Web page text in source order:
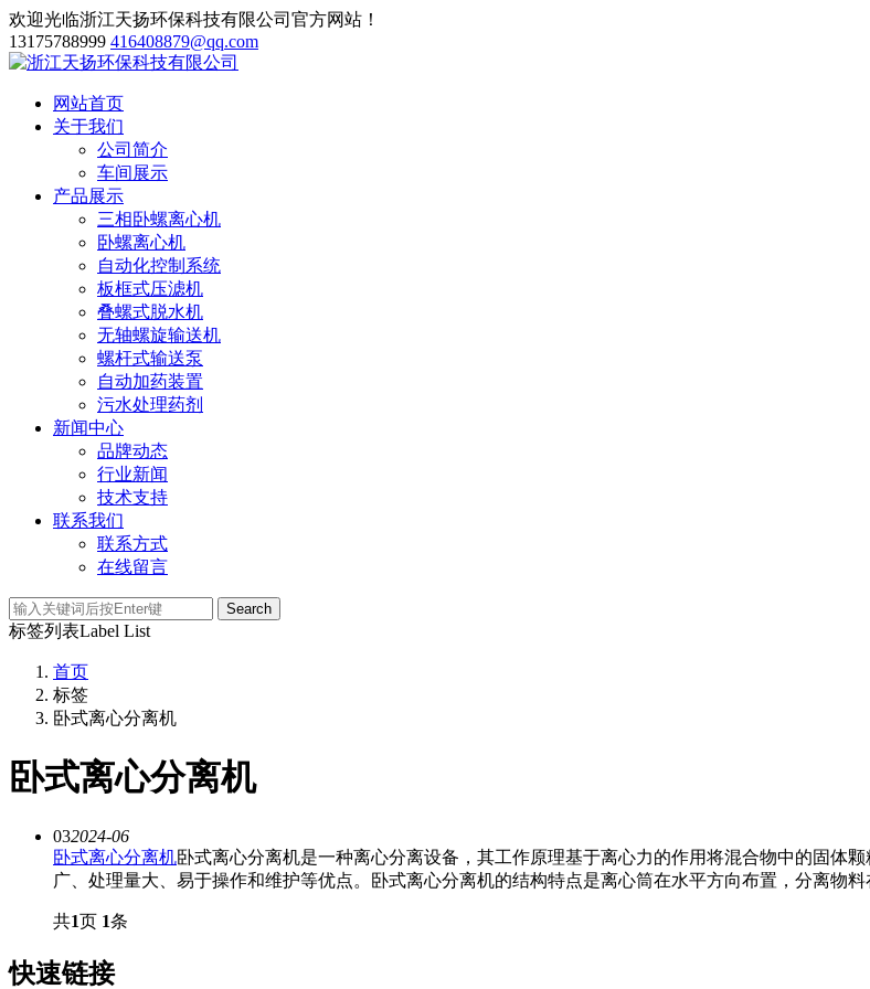
欢迎光临浙江天扬环保科技有限公司官方网站！
13175788999 416408879@qq.com
网站首页
关于我们
公司简介
车间展示
产品展示
三相卧螺离心机
卧螺离心机
自动化控制系统
板框式压滤机
叠螺式脱水机
无轴螺旋输送机
螺杆式输送泵
自动加药装置
污水处理药剂
新闻中心
品牌动态
行业新闻
技术支持
联系我们
联系方式
在线留言
Search
标签列表Label List
首页
标签
卧式离心分离机
卧式离心分离机
032024-06
卧式离心分离机卧式离心分离机是一种离心分离设备，其工作原理基于离心力的作用将混合物中的固体
广、处理量大、易于操作和维护等优点。卧式离心分离机的结构特点是离心筒在水平方向布置，分离物料
共1页 1条
快速链接